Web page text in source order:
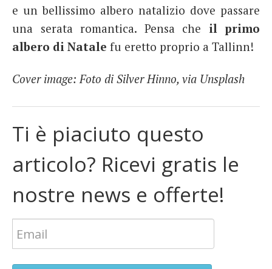
e un bellissimo albero natalizio dove passare
una serata romantica. Pensa che il primo
albero di Natale fu eretto proprio a Tallinn!
Cover image: Foto di Silver Hinno, via Unsplash
Ti è piaciuto questo
articolo? Ricevi gratis le
nostre news e offerte!